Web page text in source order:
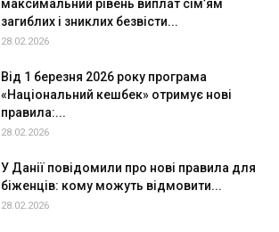
максимальний рівень виплат сім’ям
загиблих і зниклих безвісти...
28.02.2026
Від 1 березня 2026 року програма
«Національний кешбек» отримує нові
правила:...
28.02.2026
У Данії повідомили про нові правила для
біженців: кому можуть відмовити...
28.02.2026